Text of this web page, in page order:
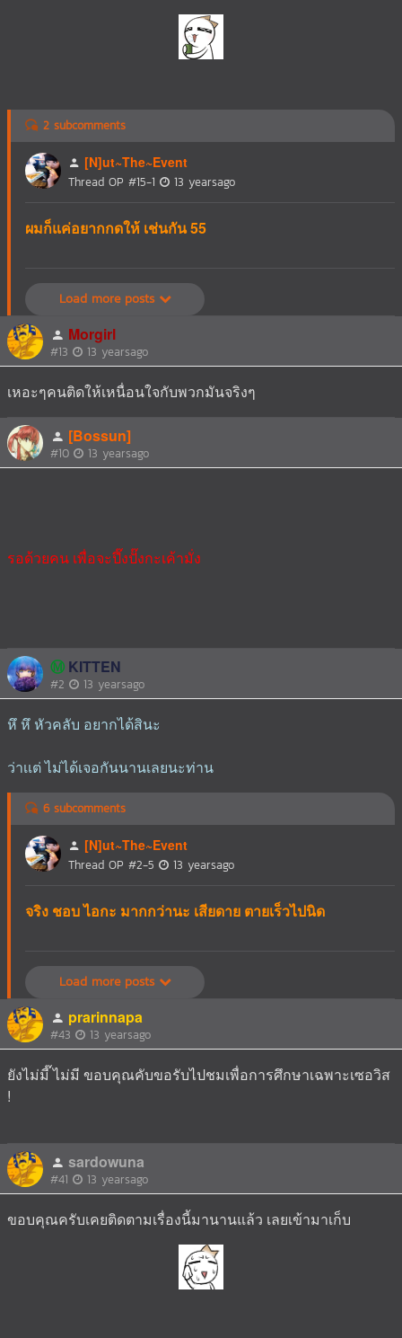
2 subcomments
[N]ut~The~Event
Thread OP #15-1 13 yearsago
ผมก็แค่อยากกดให้ เช่นกัน 55
Load more posts
Morgirl
#13 13 yearsago
เหอะๆคนติดให้เหนื่อนใจกับพวกมันจริงๆ
[Bossun]
#10 13 yearsago
รอด้วยคน เพื่อจะปึ๊งปั๊งกะเค้ามั่ง
Ⓜ️ KITTEN
#2 13 yearsago
หึ หึ หัวคลับ อยากได้สินะ
ว่าเเต่ ไม่ได้เจอกันนานเลยนะท่าน
6 subcomments
[N]ut~The~Event
Thread OP #2-5 13 yearsago
จริง ชอบ ไอกะ มากกว่านะ เสียดาย ตายเร็วไปนิด
Load more posts
prarinnapa
#43 13 yearsago
ยังไม่มี๊ ไม่มี ขอบคุณคับขอรับไปชมเพื่อการศึกษาเฉพาะเซอวิส
!
sardowuna
#41 13 yearsago
ขอบคุณครับเคยติดตามเรื่องนี้มานานแล้ว เลยเข้ามาเก็บ